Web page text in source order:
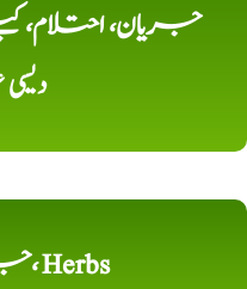
جریان، احتلام،
جڑی بوٹیاں، Herbs